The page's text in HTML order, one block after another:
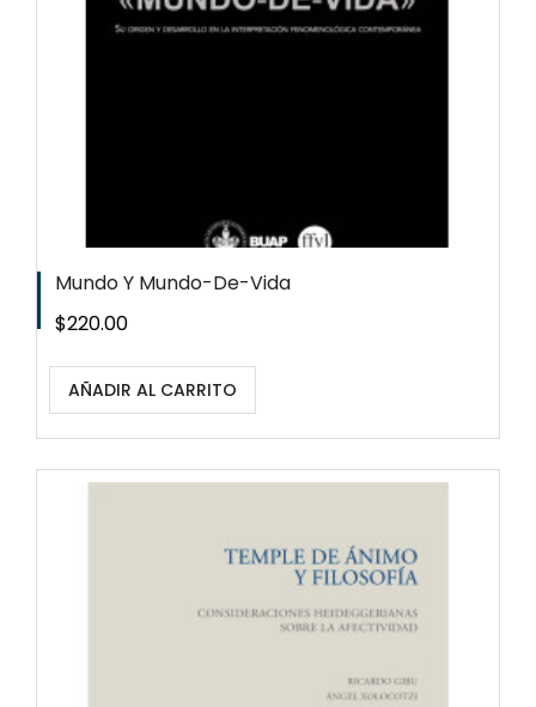
Mundo Y Mundo-De-Vida
Precio
$220.00
AÑADIR AL CARRITO